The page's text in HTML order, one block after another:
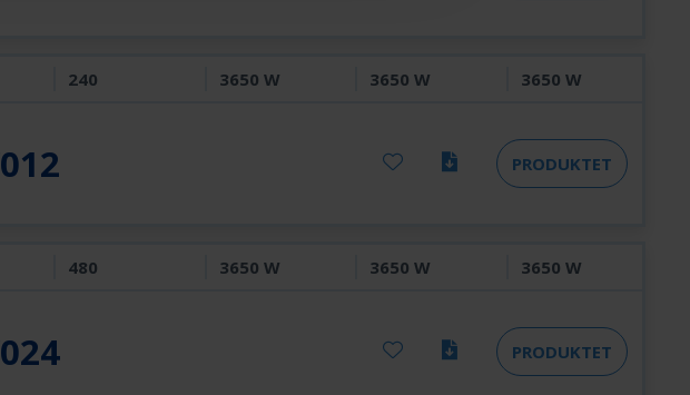
240 3650 W 3650 W 3650 W
PRODUKTET
480 3650 W 3650 W 3650 W
PRODUKTET